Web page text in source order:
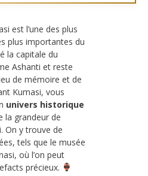
est l’une des plus
plus importantes du
la capitale du
Ashanti et reste
de mémoire et de
Kumasi, vous
univers historique
la grandeur de
On y trouve de
tels que le musée
où l’on peut
précieux.